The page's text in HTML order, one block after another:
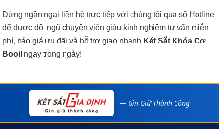
Đừng ngần ngại liên hệ trực tiếp với chúng tôi qua số Hotline
để được đội ngũ chuyên viên giàu kinh nghiệm tư vấn miễn
phí, báo giá ưu đãi và hỗ trợ giao nhanh Két Sắt Khóa Cơ
Booil ngay trong ngày!
— Gìn Giữ Thành Công